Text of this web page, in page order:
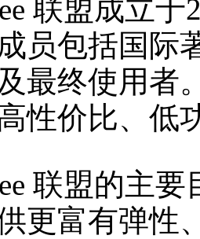
联盟成立
员包括国际
最终使用者
性价比、低
联盟的主
更富有弹性